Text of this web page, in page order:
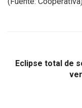
Eclipse total de